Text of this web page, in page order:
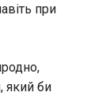
при
який би